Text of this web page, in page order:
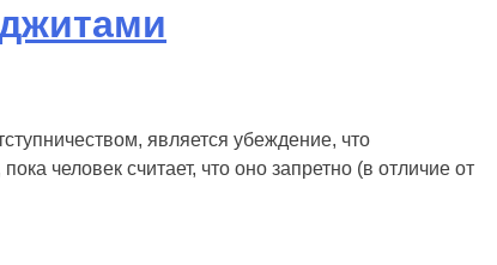
является убеждение, что
человек считает, что оно запретно (в отличие от